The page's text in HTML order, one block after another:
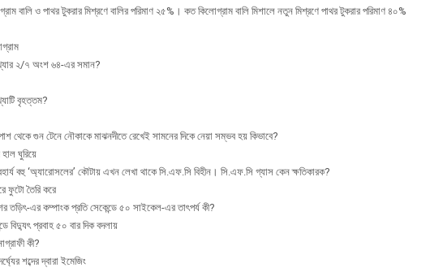
বালি ও পাথর টুকরার মিশ্রণে বালির পরিমাণ ২৫%। কত কিলোগ্রাম বালি মিশালে নতুন মিশ্রণে পাথর টুকরার পরিমাণ ৪০%
২/৭ অংশ ৬৪-এর সমান?
বৃহত্তম?
গুন টেনে নৌকাকে মাঝনদীতে রেখেই সামনের দিকে নেয়া সম্ভব হয় কিভাবে?
ঘুরিয়ে
বহু ‘অ্যারোসলের’ কৌটায় এখন লেখা থাকে সি.এফ.সি বিহীন। সি.এফ.সি গ্যাস কেন ক্ষতিকারক?
তৈরি করে
তড়িৎ-এর কম্পাংক প্রতি সেকেন্ডে ৫০ সাইকেল-এর তাৎপর্য কী?
বিদ্যুৎ প্রবাহ ৫০ বার দিক বদলায়
কী?
শব্দের দ্বারা ইমেজিং